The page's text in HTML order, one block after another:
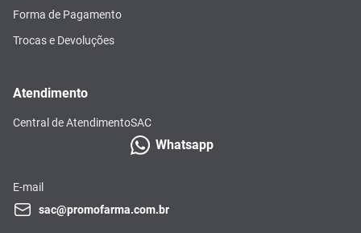
Forma de Pagamento
Trocas e Devoluções
Atendimento
Central de AtendimentoSAC
Whatsapp
E-mail
sac@promofarma.com.br